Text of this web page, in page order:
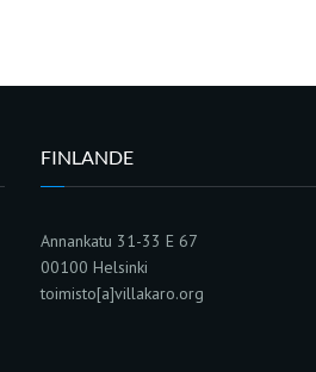
FINLANDE
Annankatu 31-33 E 67
00100 Helsinki
toimisto[a]villakaro.org